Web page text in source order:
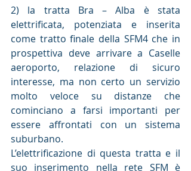
2) la tratta Bra – Alba è stata
elettrificata, potenziata e inserita
come tratto finale della SFM4 che in
prospettiva deve arrivare a Caselle
aeroporto, relazione di sicuro
interesse, ma non certo un servizio
molto veloce su distanze che
cominciano a farsi importanti per
essere affrontati con un sistema
suburbano.
L’elettrificazione di questa tratta e il
suo inserimento nella rete SFM è